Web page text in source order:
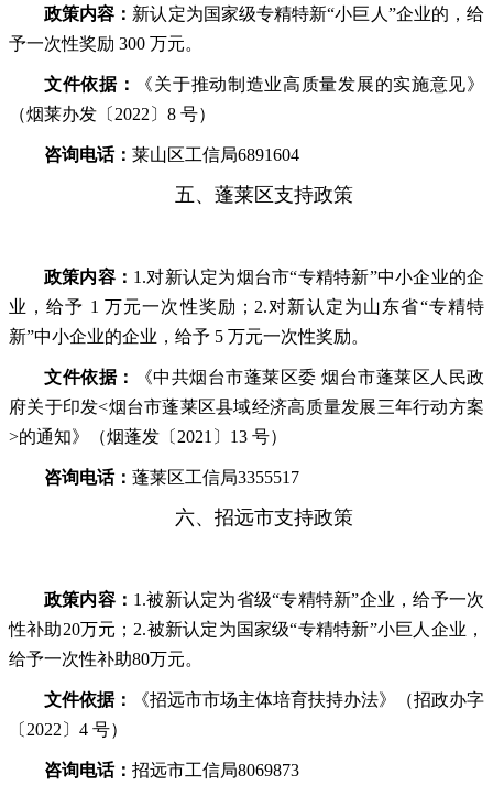
政策内容： 新认定为国家级专精特新“小巨人”企业的，给
予一次性奖励 300 万元。
文件依据：
《关于推动制造业高质量发展的实施意见》
（烟莱办发〔2022〕8 号）
咨询电话： 莱山区工信局6891604
五、蓬莱区支持政策
政策内容： 1.对新认定为烟台市“专精特新”中小企业的企
业，给予 1 万元一次性奖励；2.对新认定为山东省“专精特
新”中小企业的企业，给予 5 万元一次性奖励。
文件依据：
《中共烟台市蓬莱区委 烟台市蓬莱区人民政
府关于印发<烟台市蓬莱区县域经济高质量发展三年行动方案
>的通知》（烟蓬发〔2021〕13 号）
咨询电话： 蓬莱区工信局3355517
六、招远市支持政策
政策内容： 1.被新认定为省级“专精特新”企业，给予一次
性补助20万元；2.被新认定为国家级“专精特新”小巨人企业，
给予一次性补助80万元。
文件依据：
《招远市市场主体培育扶持办法》（招政办字
〔2022〕4 号）
咨询电话： 招远市工信局8069873